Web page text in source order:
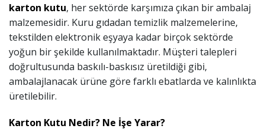
karton kutu, her sektörde karşımıza çıkan bir ambalaj
malzemesidir. Kuru gıdadan temizlik malzemelerine,
tekstilden elektronik eşyaya kadar birçok sektörde
yoğun bir şekilde kullanılmaktadır. Müşteri talepleri
doğrultusunda baskılı-baskısız üretildiği gibi,
ambalajlanacak ürüne göre farklı ebatlarda ve kalınlıkta
üretilebilir.
Karton Kutu Nedir? Ne İşe Yarar?